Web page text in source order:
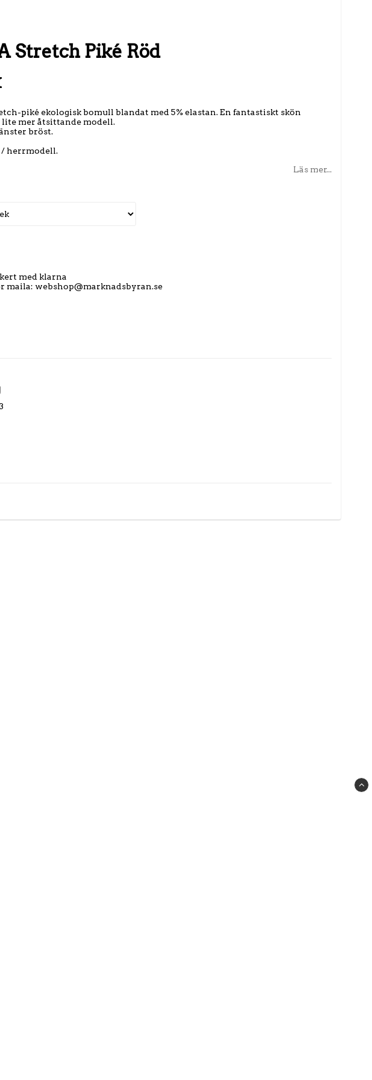
Stretch Piké Röd
piké ekologisk bomull blandat med 5% elastan. En fantastiskt skön
mer åtsittande modell.
bröst.
/ herrmodell.
Läs mer...
med klarna
maila: webshop@marknadsbyran.se